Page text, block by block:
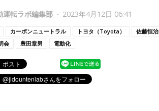
運転ラボ編集部 - 2023年4月12日 06:41
カーボンニュートラル トヨタ（Toyota） 佐藤恒治
会
豊田章男 電動化